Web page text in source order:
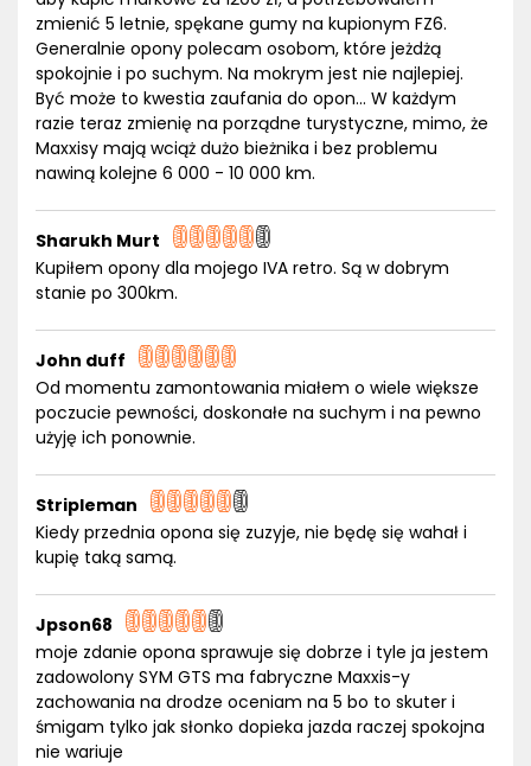
zmienić 5 letnie, spękane gumy na kupionym FZ6.
Generalnie opony polecam osobom, które jeżdżą
spokojnie i po suchym. Na mokrym jest nie najlepiej.
Być może to kwestia zaufania do opon... W każdym
razie teraz zmienię na porządne turystyczne, mimo, że
Maxxisy mają wciąż dużo bieżnika i bez problemu
nawiną kolejne 6 000 - 10 000 km.
Sharukh Murt
Kupiłem opony dla mojego IVA retro. Są w dobrym
stanie po 300km.
John duff
Od momentu zamontowania miałem o wiele większe
poczucie pewności, doskonałe na suchym i na pewno
użyję ich ponownie.
Stripleman
Kiedy przednia opona się zuzyje, nie będę się wahał i
kupię taką samą.
Jpson68
moje zdanie opona sprawuje się dobrze i tyle ja jestem
zadowolony SYM GTS ma fabryczne Maxxis-y
zachowania na drodze oceniam na 5 bo to skuter i
śmigam tylko jak słonko dopieka jazda raczej spokojna
nie wariuje